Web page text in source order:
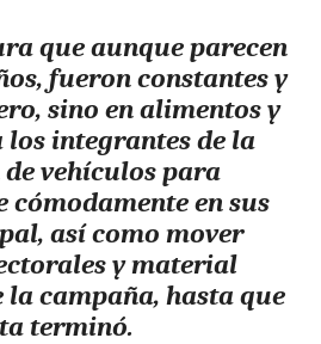
que aunque parecen
fueron constantes y
sino en alimentos y
los integrantes de la
vehículos para
en sus
así como mover
y material
campaña, hasta que
terminó.